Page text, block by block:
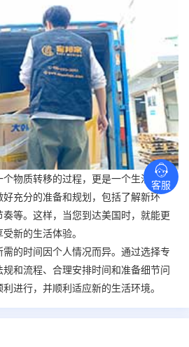
物质转移的过程，更是一个生活方式
充分的准备和规划，包括了解新环
等。这样，当您到达美国时，就能更
新的生活体验。
需的时间因个人情况而异。通过选择专
和流程、合理安排时间和准备细节问
进行，并顺利适应新的生活环境。
客服